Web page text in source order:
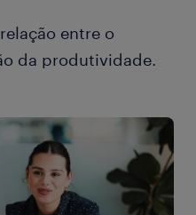
entre o
da produtividade.